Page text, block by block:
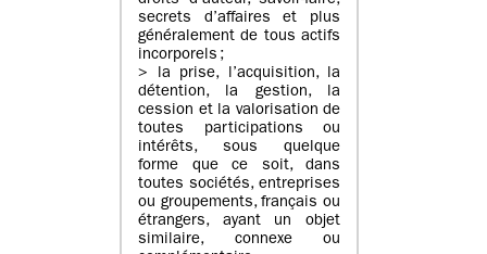
secrets d’affaires et plus
généralement de tous actifs
incorporels ;
> la prise, l’acquisition, la
détention, la gestion, la
cession et la valorisation de
toutes participations ou
intérêts, sous quelque
forme que ce soit, dans
toutes sociétés, entreprises
ou groupements, français ou
étrangers, ayant un objet
similaire, connexe ou